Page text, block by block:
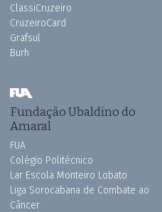
ClassiCruzeiro
CruzeiroCard
Grafsul
Burh
Fundação Ubaldino do
Amaral
FUA
Colégio Politécnico
Lar Escola Monteiro Lobato
Liga Sorocabana de Combate ao
Câncer